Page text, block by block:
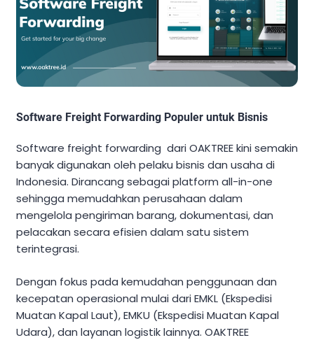
Software Freight Forwarding Populer untuk Bisnis
Software freight forwarding dari OAKTREE kini semakin
banyak digunakan oleh pelaku bisnis dan usaha di
Indonesia. Dirancang sebagai platform all-in-one
sehingga memudahkan perusahaan dalam
mengelola pengiriman barang, dokumentasi, dan
pelacakan secara efisien dalam satu sistem
terintegrasi.
Dengan fokus pada kemudahan penggunaan dan
kecepatan operasional mulai dari EMKL (Ekspedisi
Muatan Kapal Laut), EMKU (Ekspedisi Muatan Kapal
Udara), dan layanan logistik lainnya. OAKTREE